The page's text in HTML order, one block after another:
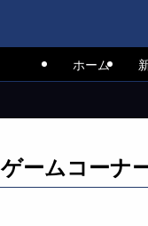
ホーム
ゲームコーナ